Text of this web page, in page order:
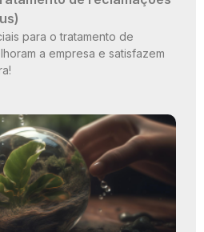
para o tratamento de
a empresa e satisfazem